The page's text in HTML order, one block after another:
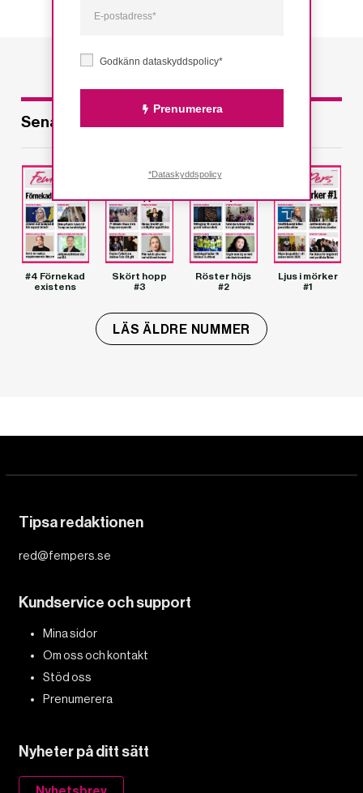
Senaste utgåvorna
#4 Förnekad
existens
Skört hopp
#3
Röster höjs
#2
Ljus i mörker
#1
LÄS ÄLDRE NUMMER
Tipsa redaktionen
red@fempers.se
Kundservice och support
Mina sidor
Om oss och kontakt
Stöd oss
Prenumerera
Nyheter på ditt sätt
Godkänn dataskyddspolicy*
Prenumerera
*Dataskyddspolicy